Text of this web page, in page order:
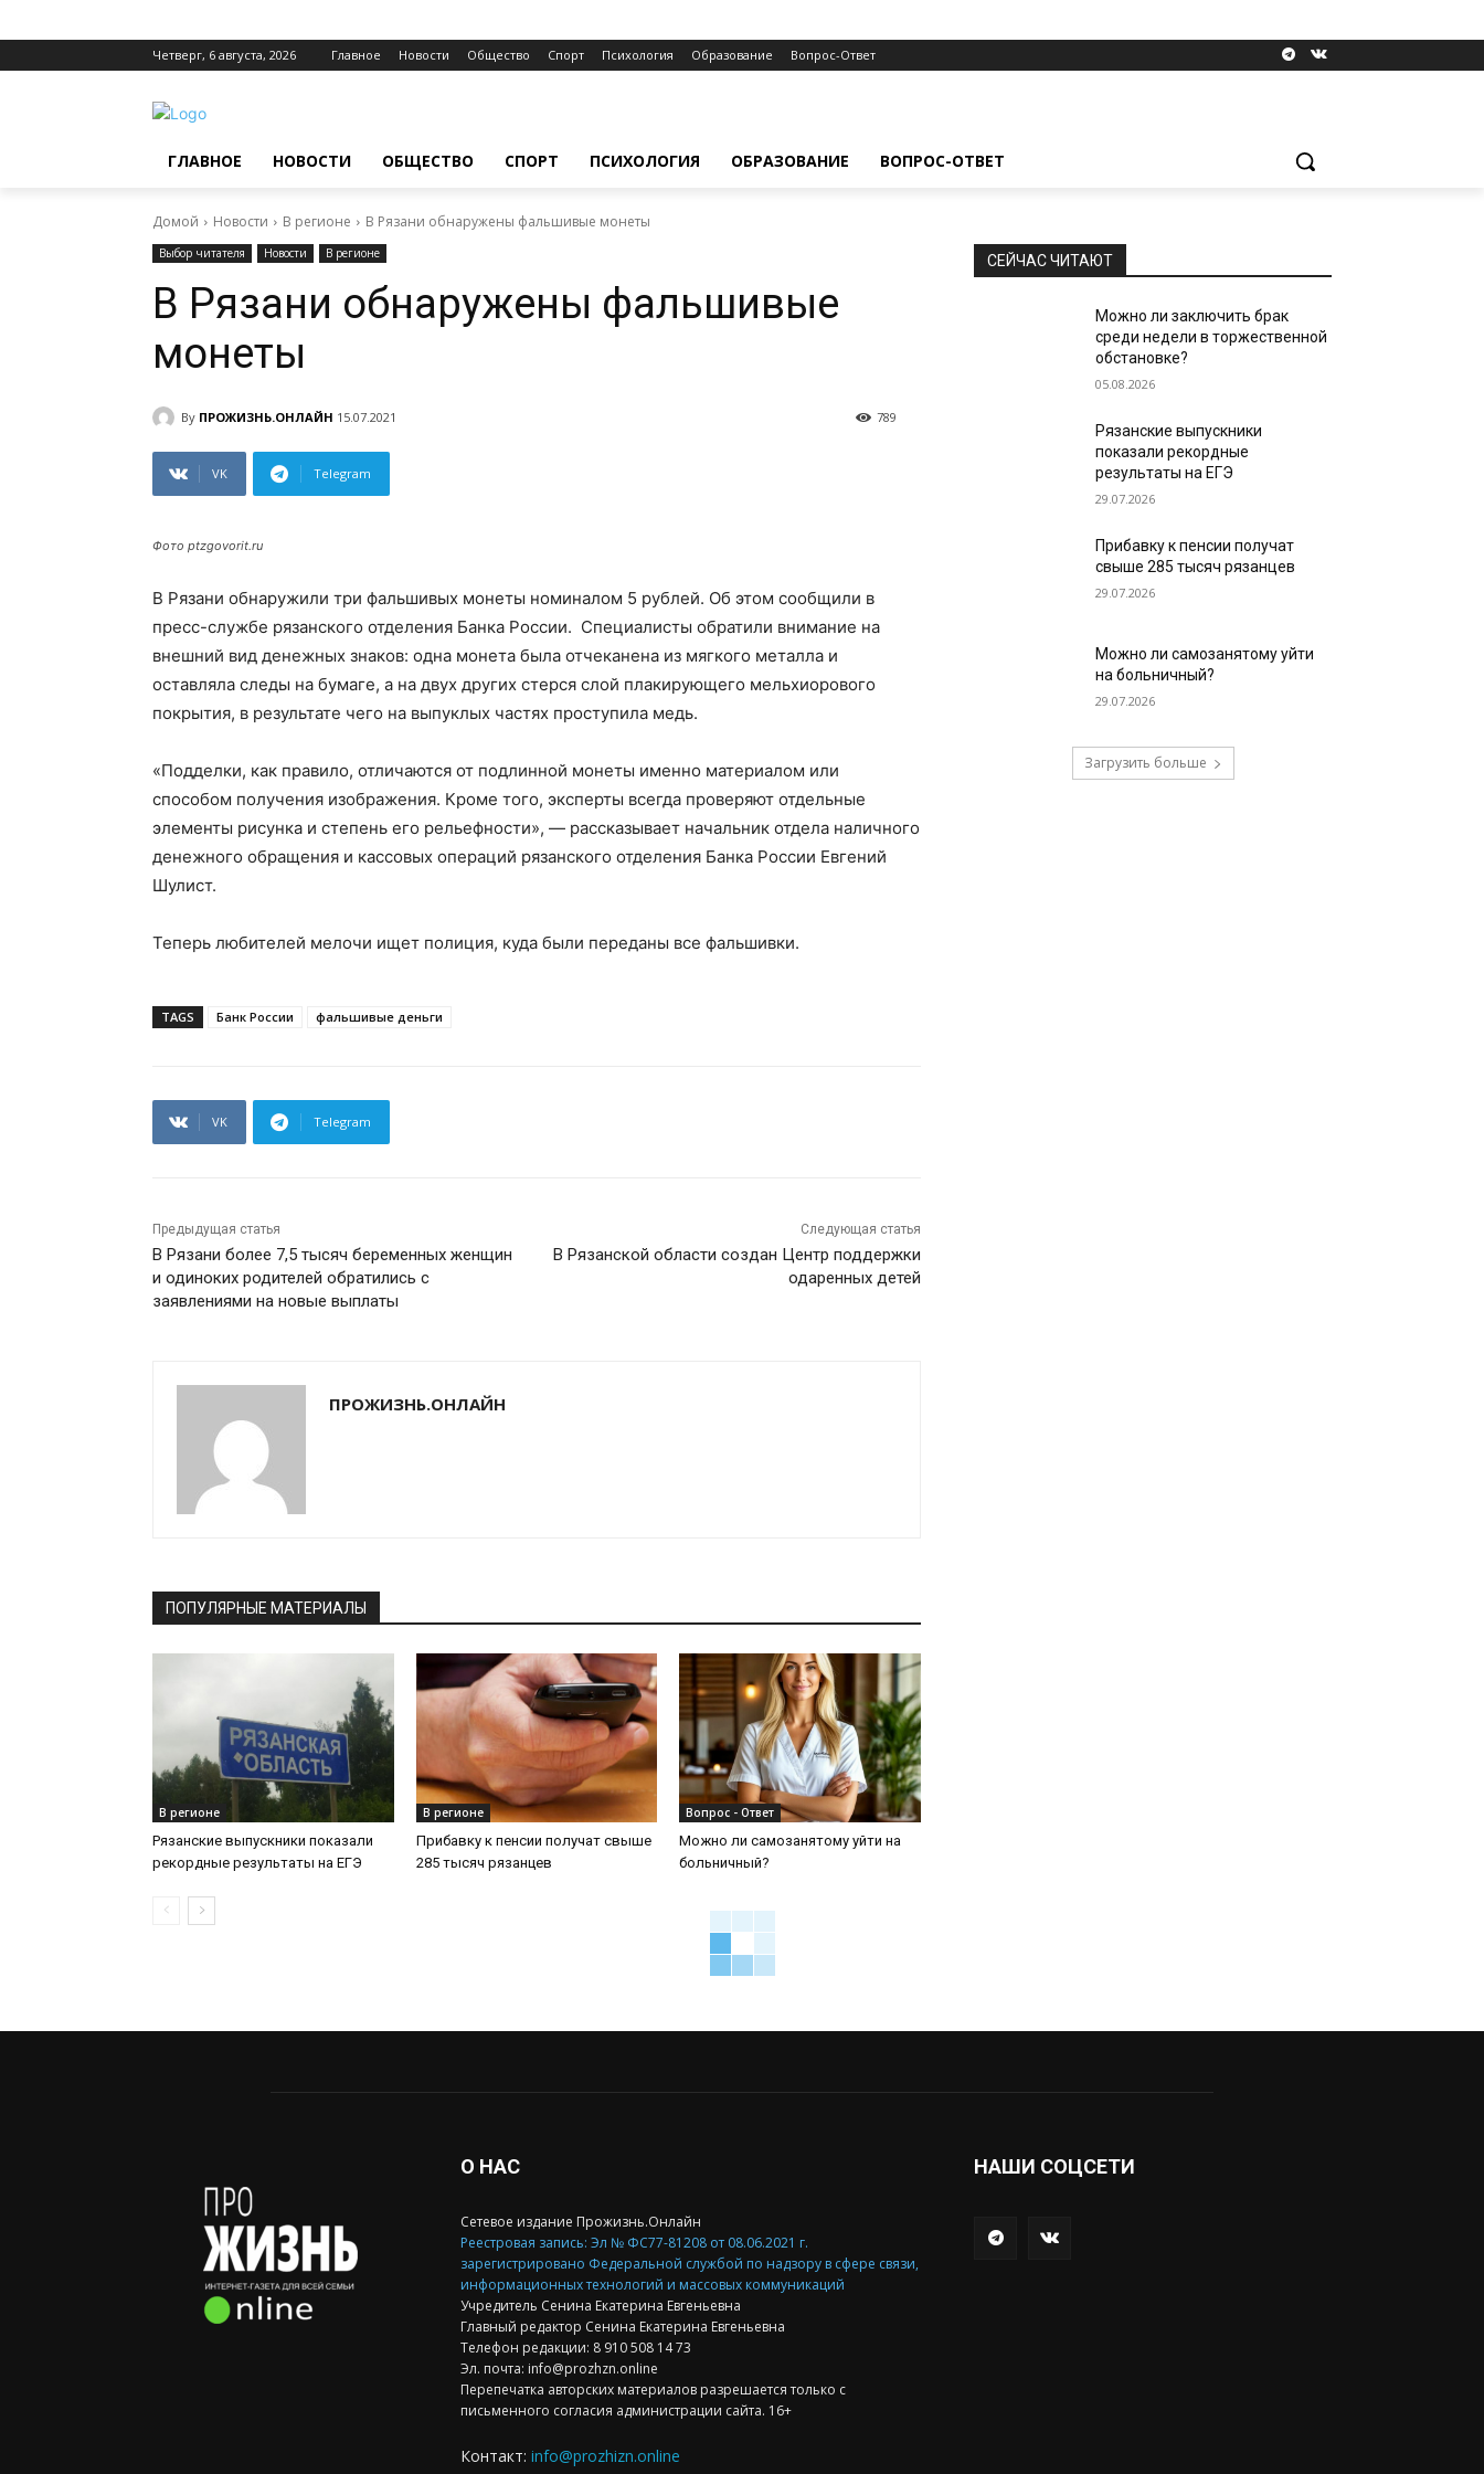
Четверг, 6 августа, 2026 Главное Новости Общество Спорт Психология Образование Вопрос-Ответ
ГЛАВНОЕ НОВОСТИ ОБЩЕСТВО СПОРТ ПСИХОЛОГИЯ ОБРАЗОВАНИЕ ВОПРОС-ОТВЕТ
Домой Новости В регионе В Рязани обнаружены фальшивые монеты
Выбор читателя Новости В регионе
В Рязани обнаружены фальшивые
монеты
By ПРОЖИЗНЬ.ОНЛАЙН 15.07.2021 789
VK Telegram
Фото ptzgovorit.ru
В Рязани обнаружили три фальшивых монеты номиналом 5 рублей. Об этом сообщили в
пресс-службе рязанского отделения Банка России. Специалисты обратили внимание на
внешний вид денежных знаков: одна монета была отчеканена из мягкого металла и
оставляла следы на бумаге, а на двух других стерся слой плакирующего мельхиорового
покрытия, в результате чего на выпуклых частях проступила медь.
«Подделки, как правило, отличаются от подлинной монеты именно материалом или
способом получения изображения. Кроме того, эксперты всегда проверяют отдельные
элементы рисунка и степень его рельефности», — рассказывает начальник отдела наличного
денежного обращения и кассовых операций рязанского отделения Банка России Евгений
Шулист.
Теперь любителей мелочи ищет полиция, куда были переданы все фальшивки.
TAGS Банк России фальшивые деньги
VK Telegram
Предыдущая статья
В Рязани более 7,5 тысяч беременных женщин
и одиноких родителей обратились с
заявлениями на новые выплаты
Следующая статья
В Рязанской области создан Центр поддержки
одаренных детей
ПРОЖИЗНЬ.ОНЛАЙН
ПОПУЛЯРНЫЕ МАТЕРИАЛЫ
В регионе
Рязанские выпускники показали
рекордные результаты на ЕГЭ
В регионе
Прибавку к пенсии получат свыше
285 тысяч рязанцев
Вопрос - Ответ
Можно ли самозанятому уйти на
больничный?
СЕЙЧАС ЧИТАЮТ
Можно ли заключить брак
среди недели в торжественной
обстановке?
05.08.2026
Рязанские выпускники
показали рекордные
результаты на ЕГЭ
29.07.2026
Прибавку к пенсии получат
свыше 285 тысяч рязанцев
29.07.2026
Можно ли самозанятому уйти
на больничный?
29.07.2026
Загрузить больше
О НАС
Сетевое издание Прожизнь.Онлайн
Реестровая запись: Эл № ФС77-81208 от 08.06.2021 г.
зарегистрировано Федеральной службой по надзору в сфере связи,
информационных технологий и массовых коммуникаций
Учредитель Сенина Екатерина Евгеньевна
Главный редактор Сенина Екатерина Евгеньевна
Телефон редакции: 8 910 508 14 73
Эл. почта: info@prozhzn.online
Перепечатка авторских материалов разрешается только с
письменного согласия администрации сайта. 16+
Контакт: info@prozhizn.online
НАШИ СОЦСЕТИ